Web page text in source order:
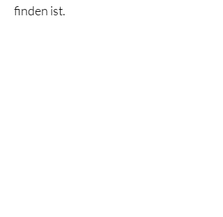
finden ist.